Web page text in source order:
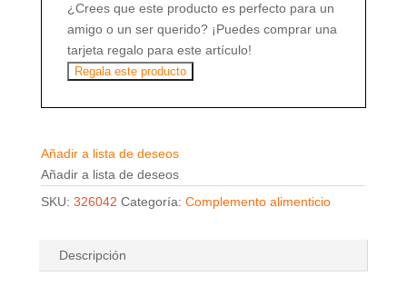
¿Crees que este producto es perfecto para un
amigo o un ser querido? ¡Puedes comprar una
tarjeta regalo para este artículo!
Regala este producto
Añadir a lista de deseos
Añadir a lista de deseos
SKU: 326042 Categoría: Complemento alimenticio
Descripción